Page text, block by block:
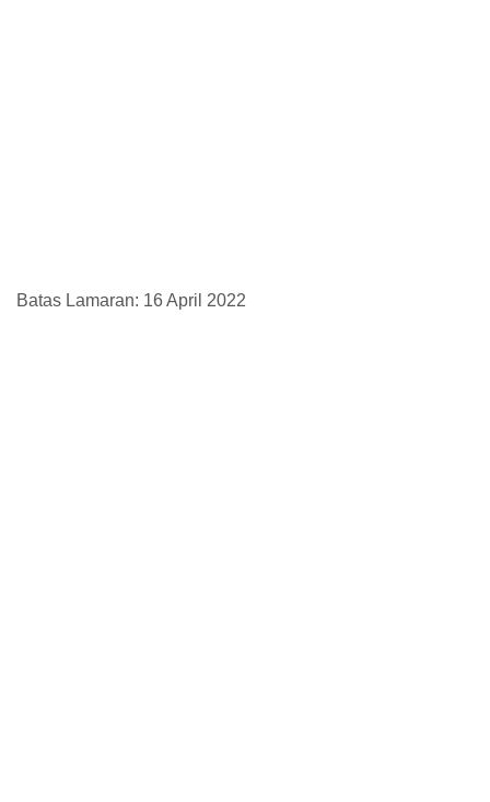
Batas Lamaran: 16 April 2022